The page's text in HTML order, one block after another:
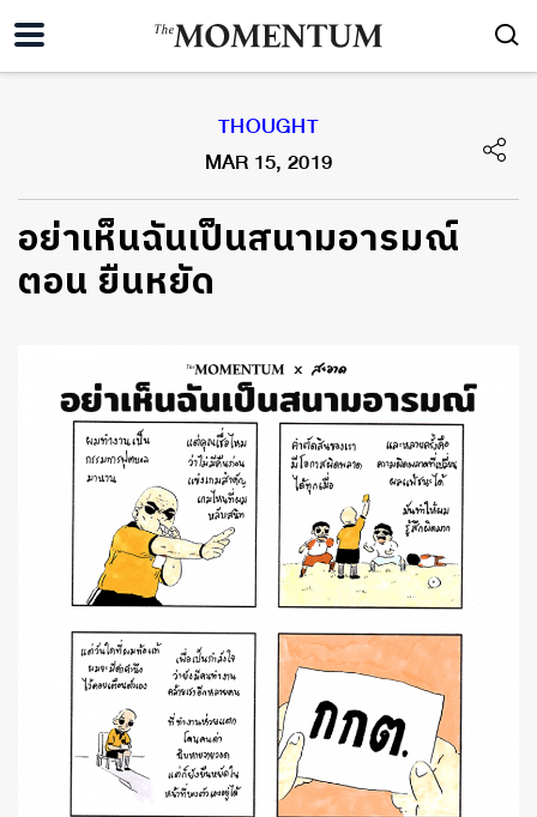
THOUGHT
MAR 15, 2019
อย่าเห็นฉันเป็นสนามอารมณ์
ตอน ยืนหยัด